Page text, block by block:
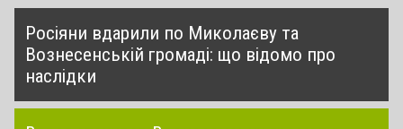
Росіяни вдарили по Миколаєву та
Вознесенській громаді: що відомо про
наслідки